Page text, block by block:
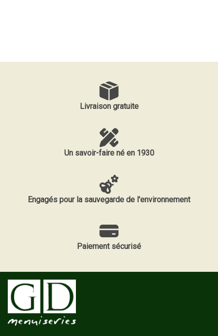
Livraison gratuite
Un savoir-faire né en 1930
Engagés pour la sauvegarde de l'environnement
Paiement sécurisé